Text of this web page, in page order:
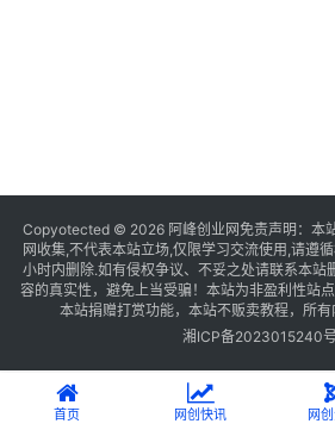
Copyotected © 2026 阿峰创业网 免责声明：本
网收集,不代表本站立场,仅限学习交流使用,请遵
小时内删除.如有侵权争议、不妥之处请联系本站
容的真实性，避免上当受骗！本站为非盈利性站
本站捐赠打赏功能，本站不贩卖教程，所有
湘ICP备2023015240
首页 网创快讯 网